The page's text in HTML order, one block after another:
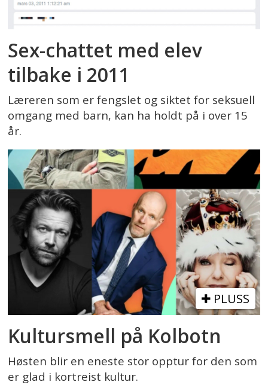
Sex-chattet med elev
tilbake i 2011
Læreren som er fengslet og siktet for seksuell
omgang med barn, kan ha holdt på i over 15
år.
PLUSS
Kultursmell på Kolbotn
Høsten blir en eneste stor opptur for den som
er glad i kortreist kultur.